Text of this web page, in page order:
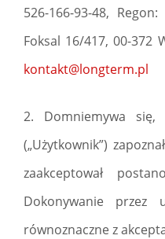
526-166-93-48,
Foksal 16/417, 00-372
kontakt@longterm.pl
2. Domniemywa się,
(„Użytkownik”)
zaakceptował
Dokonywanie przez
równoznaczne z